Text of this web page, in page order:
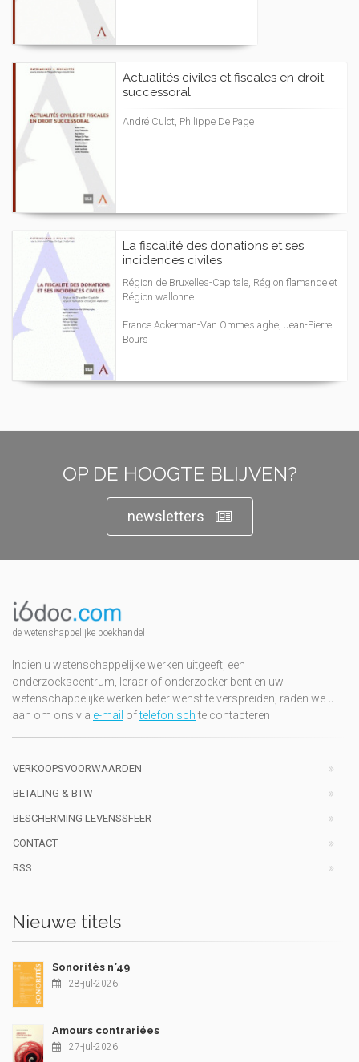
Actualités civiles et fiscales en droit
successoral
André Culot, Philippe De Page
La fiscalité des donations et ses
incidences civiles
Région de Bruxelles-Capitale, Région flamande et
Région wallonne
France Ackerman-Van Ommeslaghe, Jean-Pierre
Bours
OP DE HOOGTE BLIJVEN?
newsletters
de wetenshappelijke boekhandel
Indien u wetenschappelijke werken uitgeeft, een
onderzoekscentrum, leraar of onderzoeker bent en uw
wetenschappelijke werken beter wenst te verspreiden, raden we u
aan om ons via e-mail oftelefonischte contacteren
VERKOOPSVOORWAARDEN
BETALING & BTW
BESCHERMING LEVENSSFEER
CONTACT
RSS
Nieuwe titels
Sonorités n°49
28-jul-2026
Amours contrariées
27-jul-2026